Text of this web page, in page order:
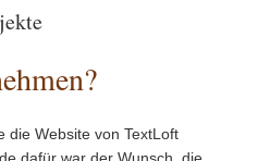
die Website von TextLoft